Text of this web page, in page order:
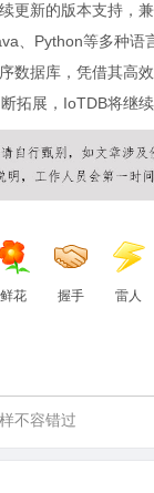
更新的版本支持，
、Python等多种语
数据库，凭借其高
拓展，IoTDB将继
鲜花 握手 雷人
不容错过